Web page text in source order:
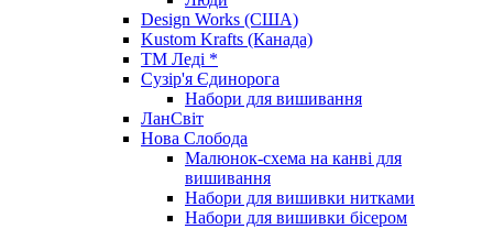
Design Works (США)
Kustom Krafts (Канада)
ТМ Леді *
Сузір'я Єдинорога
Набори для вишивання
ЛанСвіт
Нова Слобода
Малюнок-схема на канві для
вишивання
Набори для вишивки нитками
Набори для вишивки бісером